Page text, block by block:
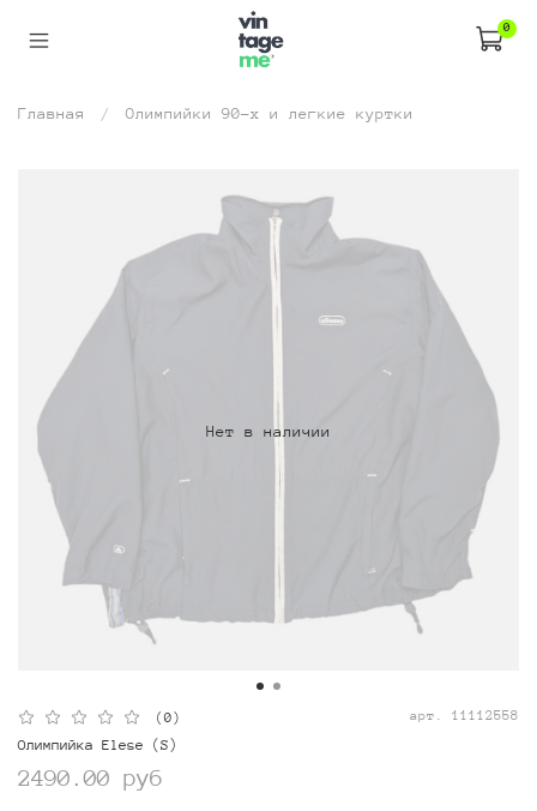
0
Главная Олимпийки 90-х и легкие куртки
Нет в наличии
(0) арт. 11112558
Олимпийка Elese (S)
2490.00 руб